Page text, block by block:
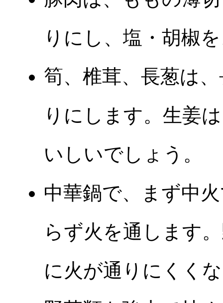
りにし、塩・胡椒
筍、椎茸、長葱は
りにします。生姜
いしいでしょう。
中華鍋で、まず中
らず火を通します
に火が通りにくく